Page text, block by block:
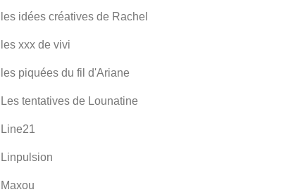
les idées créatives de Rachel
les xxx de vivi
les piquées du fil d'Ariane
Les tentatives de Lounatine
Line21
Linpulsion
Maxou